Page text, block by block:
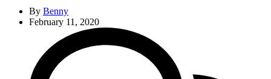
By Benny
February 11, 2020